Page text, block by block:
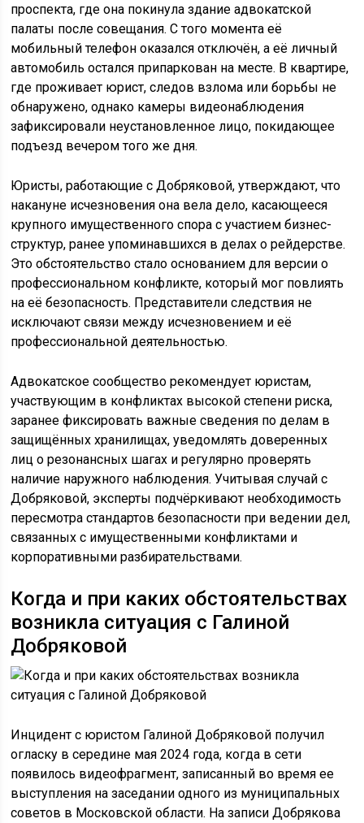
проспекта, где она покинула здание адвокатской
палаты после совещания. С того момента её
мобильный телефон оказался отключён, а её личный
автомобиль остался припаркован на месте. В квартире,
где проживает юрист, следов взлома или борьбы не
обнаружено, однако камеры видеонаблюдения
зафиксировали неустановленное лицо, покидающее
подъезд вечером того же дня.
Юристы, работающие с Добряковой, утверждают, что
накануне исчезновения она вела дело, касающееся
крупного имущественного спора с участием бизнес-
структур, ранее упоминавшихся в делах о рейдерстве.
Это обстоятельство стало основанием для версии о
профессиональном конфликте, который мог повлиять
на её безопасность. Представители следствия не
исключают связи между исчезновением и её
профессиональной деятельностью.
Адвокатское сообщество рекомендует юристам,
участвующим в конфликтах высокой степени риска,
заранее фиксировать важные сведения по делам в
защищённых хранилищах, уведомлять доверенных
лиц о резонансных шагах и регулярно проверять
наличие наружного наблюдения. Учитывая случай с
Добряковой, эксперты подчёркивают необходимость
пересмотра стандартов безопасности при ведении дел,
связанных с имущественными конфликтами и
корпоративными разбирательствами.
Когда и при каких обстоятельствах
возникла ситуация с Галиной
Добряковой
Инцидент с юристом Галиной Добряковой получил
огласку в середине мая 2024 года, когда в сети
появилось видеофрагмент, записанный во время ее
выступления на заседании одного из муниципальных
советов в Московской области. На записи Добрякова